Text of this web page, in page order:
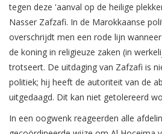
tegen deze 'aanval op de heilige
Nasser Zafzafi. In de Marokkaanse
overschrijdt men een rode lijn
de koning in religieuze zaken (in
trotseert. De uitdaging van Zafzafi is
politiek; hij heeft de autoriteit van de
uitgedaagd. Dit kan niet getolereerd
In een oogwenk reageerden alle